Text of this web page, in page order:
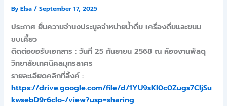
ByElsa/September 17, 2025
ประกาศ ยื่นความจำนงประมูลจำหน่ายน้ำดื่ม เครื่องดื่มและขนม
ขบเคี้ยว
ติดต่อขอรับเอกสาร : วันที่ 25 กันยายน 2568 ณ ห้องงานพัสดุ
วิทยาลัยเทคนิคสมุทรสาคร
รายละเอียดคลิกที่ลิ้งค์ :
https://drive.google.com/file/d/1YU9sKl0c0Zugs7CIjSu
kwsebD9r6cIo-/view?usp=sharing